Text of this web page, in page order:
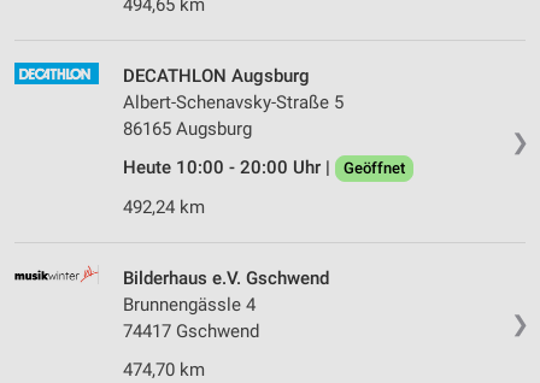
494,65 km
❯
DECATHLON Augsburg
Albert-Schenavsky-Straße 5
86165 Augsburg
Heute 10:00 - 20:00 Uhr |
Geöffnet
492,24 km
❯
Bilderhaus e.V. Gschwend
Brunnengässle 4
74417 Gschwend
474,70 km